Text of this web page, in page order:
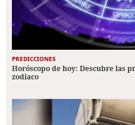
PREDICCIONES
Horóscopo de hoy: Descubre las
zodiaco